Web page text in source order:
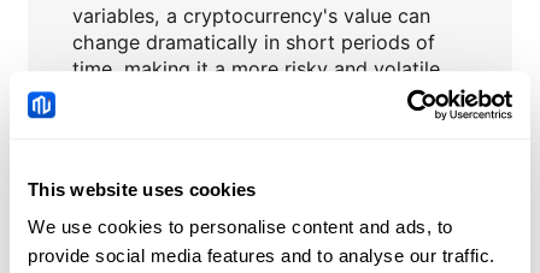
This website uses cookies
We use cookies to personalise content and ads, to
provide social media features and to analyse our traffic.
variables, a cryptocurrency's value can
change dramatically in short periods of
time, making it a more risky and volatile
ADAUSDNoticias